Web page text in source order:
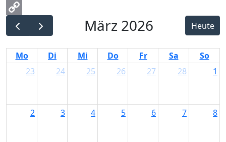
Email
Copy
Link
März 2026 Heute
Mo Di Mi Do Fr Sa
So
23
24 25 26 27 28 1
2 3 4 5 6 7 8